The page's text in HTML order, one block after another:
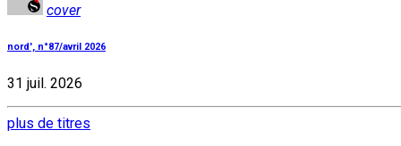
cover
nord', n°87/avril 2026
31 juil. 2026
plus de titres